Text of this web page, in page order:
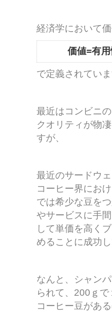
経済学において価
価値=有
で定義されていま
最近はコンビニ
クオリティが物
すが、
最近のサードウ
コーヒー界にお
では希少な豆を
やサービスに手
して単価を高く
めることに成功し
なんと、シャン
られて、200ｇ
コーヒー豆があ